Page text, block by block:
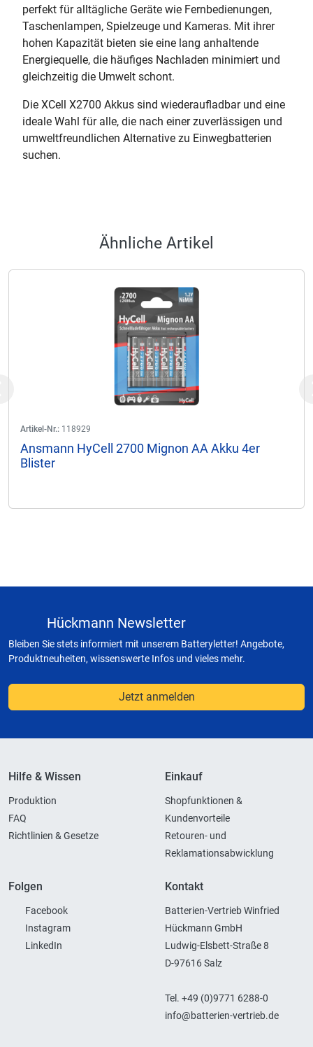
perfekt für alltägliche Geräte wie Fernbedienungen,
Taschenlampen, Spielzeuge und Kameras. Mit ihrer
hohen Kapazität bieten sie eine lang anhaltende
Energiequelle, die häufiges Nachladen minimiert und
gleichzeitig die Umwelt schont.
Die XCell X2700 Akkus sind wiederaufladbar und eine
ideale Wahl für alle, die nach einer zuverlässigen und
umweltfreundlichen Alternative zu Einwegbatterien
suchen.
Ähnliche Artikel
Artikel-Nr.: 118929
Ansmann HyCell 2700 Mignon AA Akku 4er
Blister
Hückmann Newsletter
Bleiben Sie stets informiert mit unserem Batteryletter! Angebote,
Produktneuheiten, wissenswerte Infos und vieles mehr.
Jetzt anmelden
Hilfe & Wissen
Produktion
FAQ
Richtlinien & Gesetze
Einkauf
Shopfunktionen &
Kundenvorteile
Retouren- und
Reklamationsabwicklung
Folgen
Facebook
Instagram
LinkedIn
Kontakt
Batterien-Vertrieb Winfried
Hückmann GmbH
Ludwig-Elsbett-Straße 8
D-97616 Salz
Tel. +49 (0)9771 6288-0
info@batterien-vertrieb.de